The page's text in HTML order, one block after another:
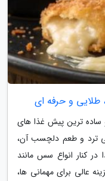
طلایی و حرفه ای
ساده ترین پیش غذا های
ترد و طعم دلچسب آن،
کنار انواع سس مانند
عالی برای مهمانی ها،